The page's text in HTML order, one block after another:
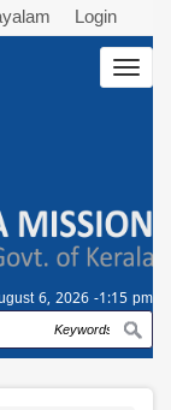
Login
6, 2026 -1:15 pm
Search